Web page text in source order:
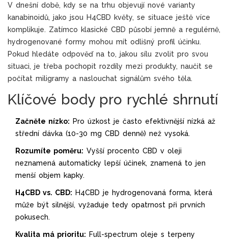
V dnešní době, kdy se na trhu objevují nové varianty
kanabinoidů, jako jsou H4CBD květy, se situace ještě více
komplikuje. Zatímco klasické CBD působí jemně a regulérně,
hydrogenované formy mohou mít odlišný profil účinku.
Pokud hledáte odpověď na to, jakou sílu zvolit pro svou
situaci, je třeba pochopit rozdíly mezi produkty, naučit se
počítat miligramy a naslouchat signálům svého těla.
Klíčové body pro rychlé shrnutí
Začněte nízko: Pro úzkost je často efektivnější nízká až
střední dávka (10-30 mg CBD denně) než vysoká.
Rozumíte poměru: Vyšší procento CBD v oleji
neznamená automaticky lepší účinek, znamená to jen
menší objem kapky.
H4CBD vs. CBD: H4CBD je hydrogenovaná forma, která
může být silnější, vyžaduje tedy opatrnost při prvních
pokusech.
Kvalita má prioritu: Full-spectrum oleje s terpeny